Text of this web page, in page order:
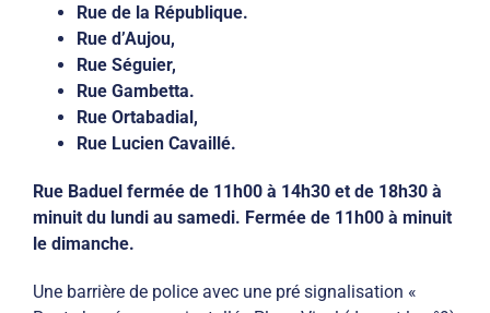
Rue de la République.
Rue d’Aujou,
Rue Séguier,
Rue Gambetta.
Rue Ortabadial,
Rue Lucien Cavaillé.
Rue Baduel fermée de 11h00 à 14h30 et de 18h30 à
minuit du lundi au samedi. Fermée de 11h00 à minuit
le dimanche.
Une barrière de police avec une pré signalisation «